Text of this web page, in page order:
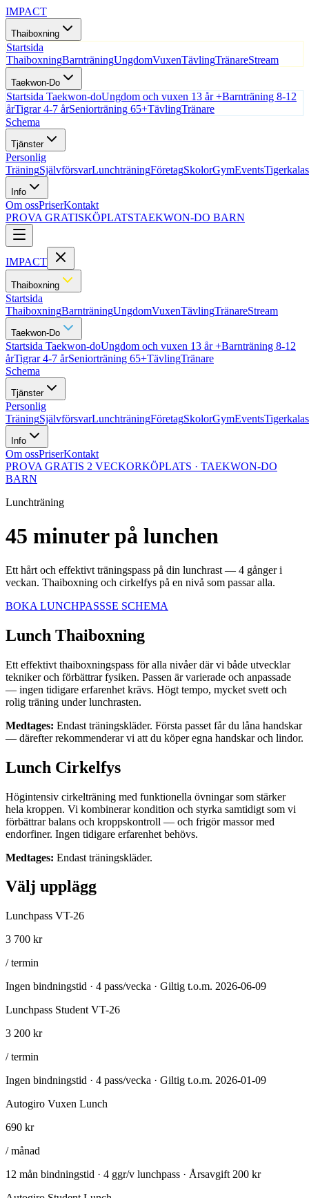
IMPACT
Thaiboxning
Startsida
ThaiboxningBarnträningUngdomVuxenTävlingTränareStream
Taekwon-Do
Startsida Taekwon-doUngdom och vuxen 13 år +Barnträning 8-12
årTigrar 4-7 årSeniorträning 65+TävlingTränare
Schema
Tjänster
Personlig
TräningSjälvförsvarLunchträningFöretagSkolorGymEventsTigerkalas
Info
Om ossPriserKontakt
PROVA GRATISKÖPLATSTAEKWON-DO BARN
IMPACT
Thaiboxning
Startsida
ThaiboxningBarnträningUngdomVuxenTävlingTränareStream
Taekwon-Do
Startsida Taekwon-doUngdom och vuxen 13 år +Barnträning 8-12
årTigrar 4-7 årSeniorträning 65+TävlingTränare
Schema
Tjänster
Personlig
TräningSjälvförsvarLunchträningFöretagSkolorGymEventsTigerkalas
Info
Om ossPriserKontakt
PROVA GRATIS 2 VECKORKÖPLATS · TAEKWON-DO
BARN
Lunchträning
45 minuter på lunchen
Ett hårt och effektivt träningspass på din lunchrast — 4 gånger i
veckan. Thaiboxning och cirkelfys på en nivå som passar alla.
BOKA LUNCHPASSSE SCHEMA
Lunch Thaiboxning
Ett effektivt thaiboxningspass för alla nivåer där vi både utvecklar
tekniker och förbättrar fysiken. Passen är varierade och anpassade
— ingen tidigare erfarenhet krävs. Högt tempo, mycket svett och
rolig träning under lunchrasten.
Medtages: Endast träningskläder. Första passet får du låna handskar
— därefter rekommenderar vi att du köper egna handskar och lindor.
Lunch Cirkelfys
Högintensiv cirkelträning med funktionella övningar som stärker
hela kroppen. Vi kombinerar kondition och styrka samtidigt som vi
förbättrar balans och kroppskontroll — och frigör massor med
endorfiner. Ingen tidigare erfarenhet behövs.
Medtages: Endast träningskläder.
Välj upplägg
Lunchpass VT-26
3 700 kr
/ termin
Ingen bindningstid · 4 pass/vecka · Giltig t.o.m. 2026-06-09
Lunchpass Student VT-26
3 200 kr
/ termin
Ingen bindningstid · 4 pass/vecka · Giltig t.o.m. 2026-01-09
Autogiro Vuxen Lunch
690 kr
/ månad
12 mån bindningstid · 4 ggr/v lunchpass · Årsavgift 200 kr